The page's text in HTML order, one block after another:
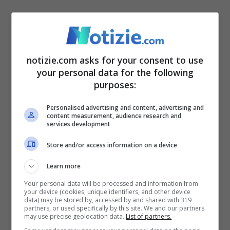
“Non sono emersi fatti contrastanti con il quadro
probatorio già acquisito” (ANSA FOTO) – Notizie.com
La procuratrice generale di Milano
notizie.com asks for your consent to use
your personal data for the following
purposes:
Personalised advertising and content, advertising and
content measurement, audience research and
services development
Store and/or access information on a device
Learn more
Your personal data will be processed and information from
your device (cookies, unique identifiers, and other device
data) may be stored by, accessed by and shared with 319
partners, or used specifically by this site. We and our partners
may use precise geolocation data. List of partners.